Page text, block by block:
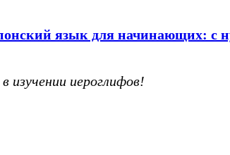
язык для начинающих: с
изучении иероглифов!